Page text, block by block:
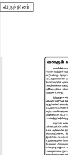
விருந்தினர்